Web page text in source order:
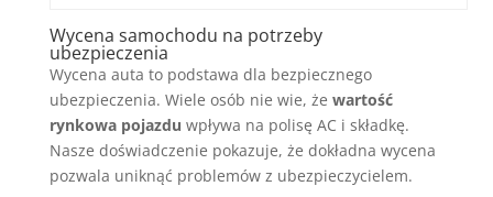
Wycena samochodu na potrzeby
ubezpieczenia
Wycena auta to podstawa dla bezpiecznego
ubezpieczenia. Wiele osób nie wie, że wartość
rynkowa pojazdu wpływa na polisę AC i składkę.
Nasze doświadczenie pokazuje, że dokładna wycena
pozwala uniknąć problemów z ubezpieczycielem.